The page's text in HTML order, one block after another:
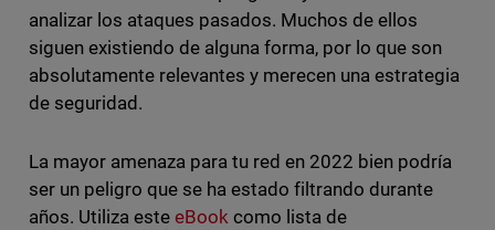
analizar los ataques pasados. Muchos de ellos
siguen existiendo de alguna forma, por lo que son
absolutamente relevantes y merecen una estrategia
de seguridad.
La mayor amenaza para tu red en 2022 bien podría
ser un peligro que se ha estado filtrando durante
años. Utiliza este eBookcomo lista de